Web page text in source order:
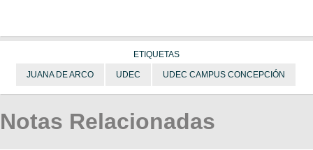
ETIQUETAS
JUANA DE ARCO UDEC UDEC CAMPUS CONCEPCIÓN
Notas Relacionadas